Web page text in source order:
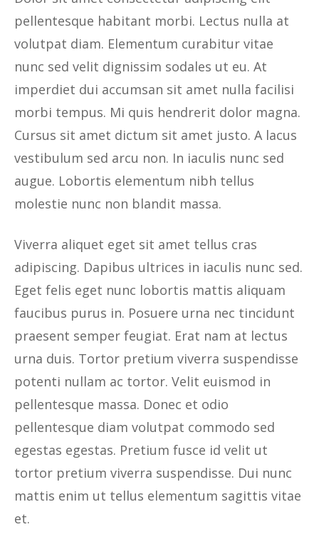
pellentesque habitant morbi. Lectus nulla at
volutpat diam. Elementum curabitur vitae
nunc sed velit dignissim sodales ut eu. At
imperdiet dui accumsan sit amet nulla facilisi
morbi tempus. Mi quis hendrerit dolor magna.
Cursus sit amet dictum sit amet justo. A lacus
vestibulum sed arcu non. In iaculis nunc sed
augue. Lobortis elementum nibh tellus
molestie nunc non blandit massa.
Viverra aliquet eget sit amet tellus cras
adipiscing. Dapibus ultrices in iaculis nunc sed.
Eget felis eget nunc lobortis mattis aliquam
faucibus purus in. Posuere urna nec tincidunt
praesent semper feugiat. Erat nam at lectus
urna duis. Tortor pretium viverra suspendisse
potenti nullam ac tortor. Velit euismod in
pellentesque massa. Donec et odio
pellentesque diam volutpat commodo sed
egestas egestas. Pretium fusce id velit ut
tortor pretium viverra suspendisse. Dui nunc
mattis enim ut tellus elementum sagittis vitae
et.